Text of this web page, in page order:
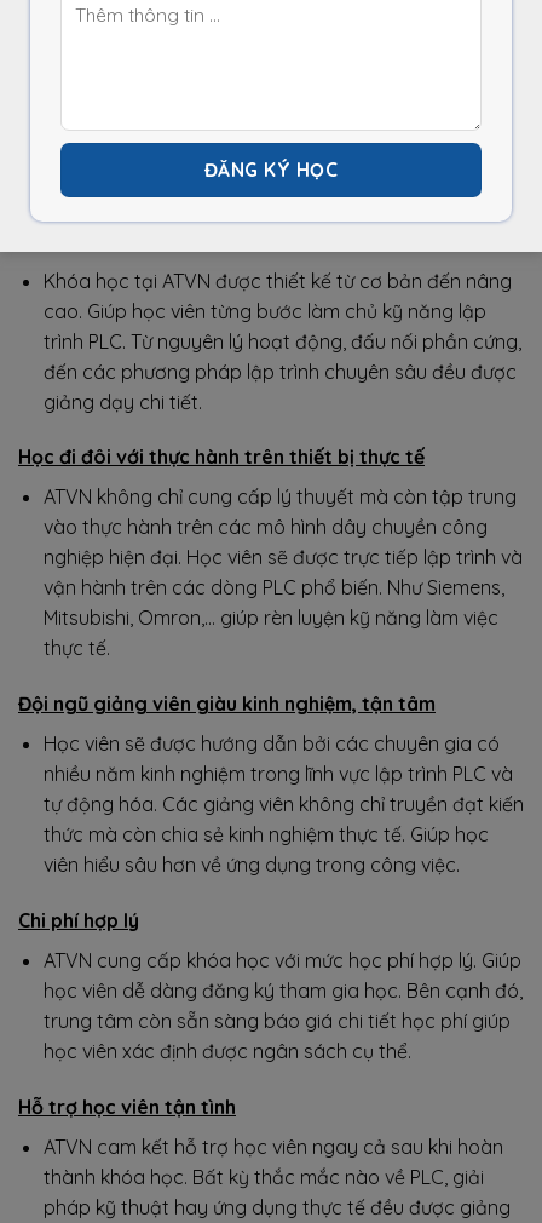
các khóa đào tạo lập trình PLC – Cam kết chất lượng
ĐĂNG KÝ KHOÁ HỌC
Khóa học tại ATVN được thiết kế từ cơ bản đến nâng
cao. Giúp học viên từng bước làm chủ kỹ năng lập
trình PLC. Từ nguyên lý hoạt động, đấu nối phần cứng,
đến các phương pháp lập trình chuyên sâu đều được
giảng dạy chi tiết.
Học đi đôi với thực hành trên thiết bị thực tế
ATVN không chỉ cung cấp lý thuyết mà còn tập trung
vào thực hành trên các mô hình dây chuyền công
nghiệp hiện đại. Học viên sẽ được trực tiếp lập trình và
vận hành trên các dòng PLC phổ biến. Như Siemens,
Mitsubishi, Omron,… giúp rèn luyện kỹ năng làm việc
thực tế.
Đội ngũ giảng viên giàu kinh nghiệm, tận tâm
Học viên sẽ được hướng dẫn bởi các chuyên gia có
nhiều năm kinh nghiệm trong lĩnh vực lập trình PLC và
tự động hóa. Các giảng viên không chỉ truyền đạt kiến
thức mà còn chia sẻ kinh nghiệm thực tế. Giúp học
viên hiểu sâu hơn về ứng dụng trong công việc.
Chi phí hợp lý
ATVN cung cấp khóa học với mức học phí hợp lý. Giúp
học viên dễ dàng đăng ký tham gia học. Bên cạnh đó,
trung tâm còn sẵn sàng báo giá chi tiết học phí giúp
học viên xác định được ngân sách cụ thể.
Hỗ trợ học viên tận tình
ATVN cam kết hỗ trợ học viên ngay cả sau khi hoàn
thành khóa học. Bất kỳ thắc mắc nào về PLC, giải
pháp kỹ thuật hay ứng dụng thực tế đều được giảng